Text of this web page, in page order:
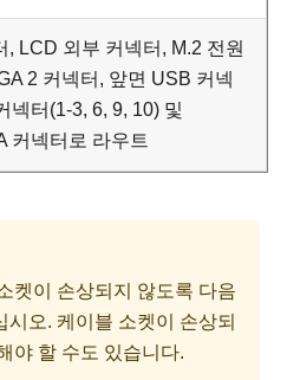
, LCD 외부 커넥터, M.2 전원
2 커넥터, 앞면 USB 커넥
넥터(1-3, 6, 9, 10) 및
커넥터로 라우트
켓이 손상되지 않도록 다음
오. 케이블 소켓이 손상되
야 할 수도 있습니다.